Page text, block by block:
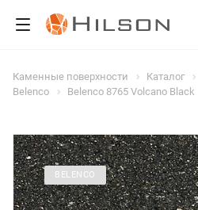
Каменные поверхности Каталог
Belenco
Belenco 8765 Volcano Black
BELENCO